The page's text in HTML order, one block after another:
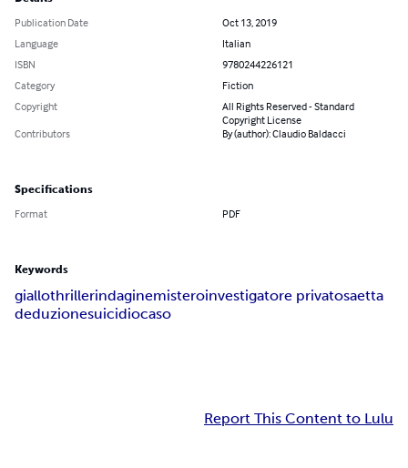
Publication Date
Oct 13, 2019
Language
Italian
ISBN
9780244226121
Category
Fiction
Copyright
All Rights Reserved - Standard
Copyright License
Contributors
By (author): Claudio Baldacci
Specifications
Format PDF
Keywords
giallothrillerindaginemisteroinvestigatore privatosaetta
deduzionesuicidiocaso
Report This Content to Lulu